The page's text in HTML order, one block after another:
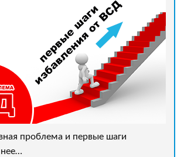
проблема и первые шаги
нее…